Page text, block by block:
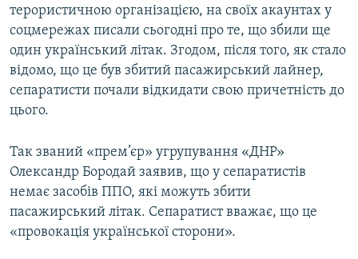
терористичною організацією, на своїх акаунтах у
соцмережах писали сьогодні про те, що збили ще
один український літак. Згодом, після того, як стало
відомо, що це був збитий пасажирський лайнер,
сепаратисти почали відкидати свою причетність до
цього.
Так званий «прем’єр» угрупування «ДНР»
Олександр Бородай заявив, що у сепаратистів
немає засобів ППО, які можуть збити
пасажирський літак. Сепаратист вважає, що це
«провокація української сторони».